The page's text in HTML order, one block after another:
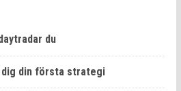
du
dig din första strategi